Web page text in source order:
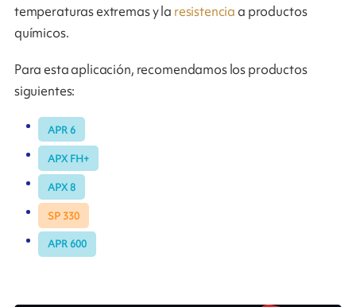
temperaturas extremas y la resistenciaa productos
químicos.
Para esta aplicación, recomendamos los productos
siguientes:
APR 6
APX FH+
APX 8
SP 330
APR 600